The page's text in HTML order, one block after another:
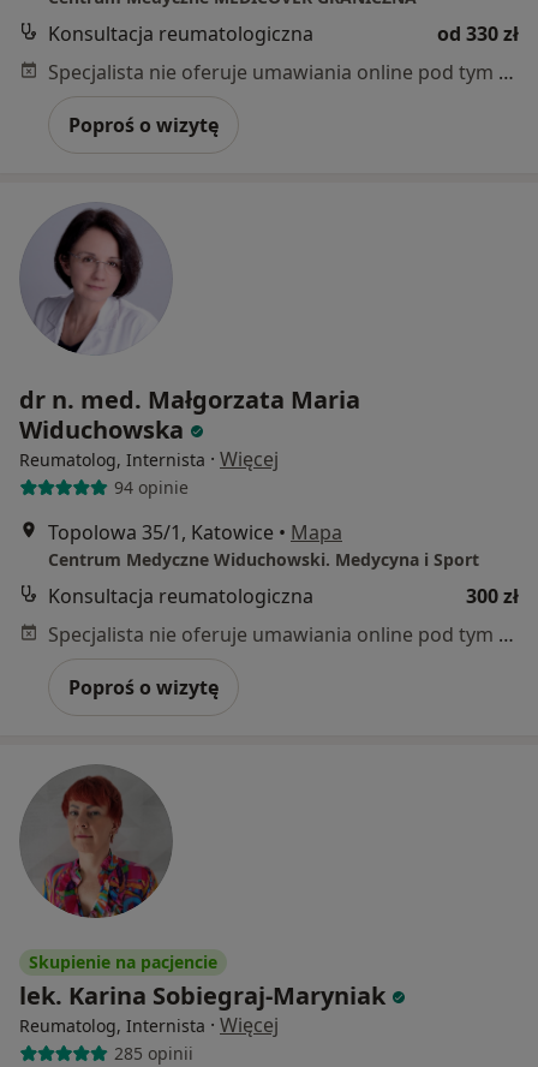
Konsultacja reumatologiczna
od 330 zł
Specjalista nie oferuje umawiania online pod tym adresem.
Poproś o wizytę
dr n. med. Małgorzata Maria
Widuchowska
Reumatolog, Internista · Więcej
94 opinie
Topolowa 35/1, Katowice • Mapa
Centrum Medyczne Widuchowski. Medycyna i Sport
Konsultacja reumatologiczna
300 zł
Specjalista nie oferuje umawiania online pod tym adresem.
Poproś o wizytę
Skupienie na pacjencie
lek. Karina Sobiegraj-Maryniak
Reumatolog, Internista · Więcej
285 opinii